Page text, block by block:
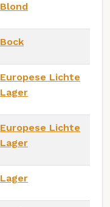
Blond
Bock
Europese Lichte
Lager
Europese Lichte
Lager
Lager